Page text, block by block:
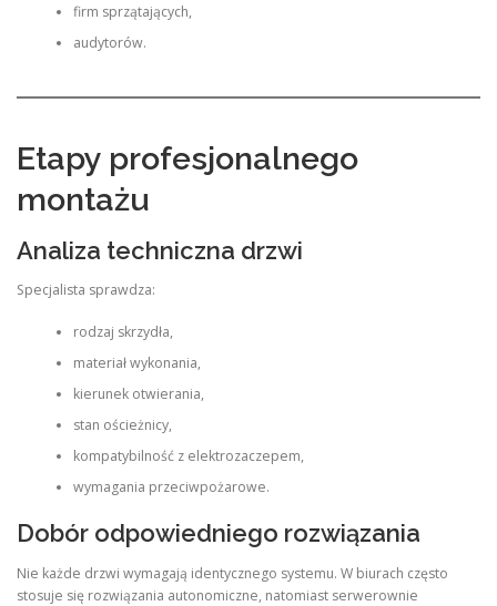
firm sprzątających,
audytorów.
Etapy profesjonalnego
montażu
Analiza techniczna drzwi
Specjalista sprawdza:
rodzaj skrzydła,
materiał wykonania,
kierunek otwierania,
stan ościeżnicy,
kompatybilność z elektrozaczepem,
wymagania przeciwpożarowe.
Dobór odpowiedniego rozwiązania
Nie każde drzwi wymagają identycznego systemu. W biurach często
stosuje się rozwiązania autonomiczne, natomiast serwerownie